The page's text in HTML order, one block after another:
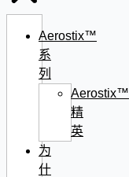
Aerostix™
系
列
Aerostix™
精
英
为
什